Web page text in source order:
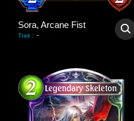
Sora, Arcane Fist
Trait : -